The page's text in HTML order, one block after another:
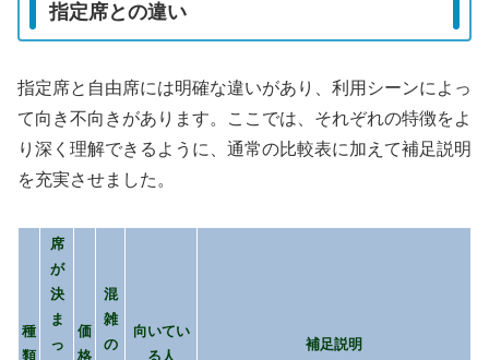
指定席との違い
指定席と自由席には明確な違いがあり、利用シーンによっ
て向き不向きがあります。ここでは、それぞれの特徴をよ
り深く理解できるように、通常の比較表に加えて補足説明
を充実させました。
種
類
席
が
決
ま
っ
価
格
混
雑
の
向いてい
る人
補足説明